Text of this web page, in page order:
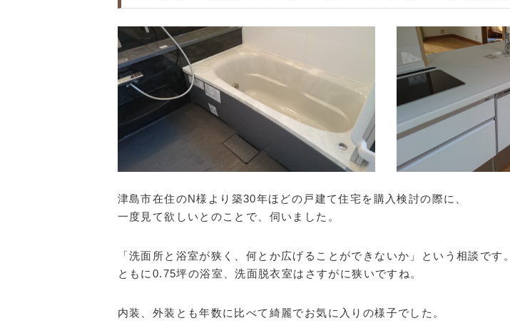
津島市在住のN様より築30年ほどの戸建て住宅を購入検討の際に、
一度見て欲しいとのことで、伺いました。
「洗面所と浴室が狭く、何とか広げることができないか」という相談です。
ともに0.75坪の浴室、洗面脱衣室はさすがに狭いですね。
内装、外装とも年数に比べて綺麗でお気に入りの様子でした。